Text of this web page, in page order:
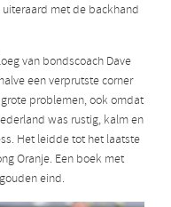
uiteraard met de backhand
van bondscoach Dave
een verprutste corner
problemen, ook omdat
was rustig, kalm en
Het leidde tot het laatste
Oranje. Een boek met
eind.